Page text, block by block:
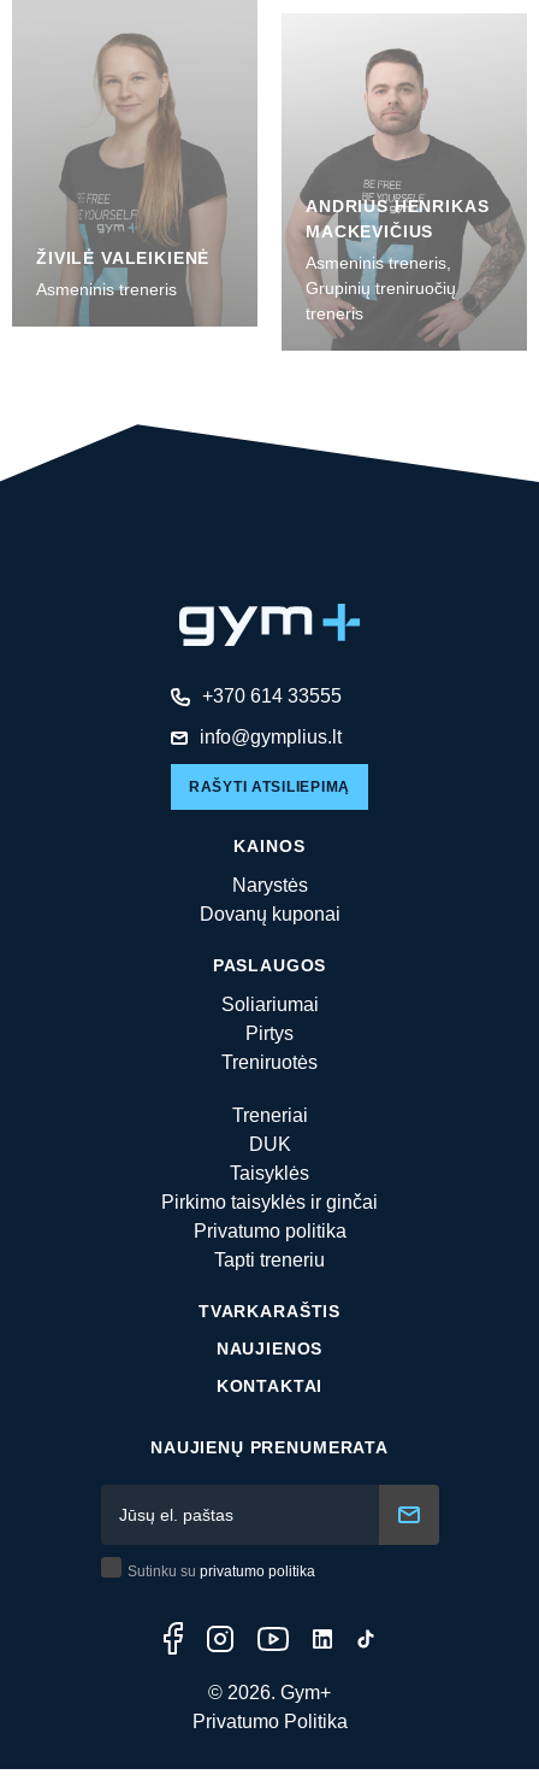
ŽIVILĖ VALEIKIENĖ
Asmeninis treneris
ANDRIUS HENRIKAS
MACKEVIČIUS
Asmeninis treneris,
Grupinių treniruočių
treneris
+370 614 33555
info@gymplius.lt
RAŠYTI ATSILIEPIMĄ
KAINOS
Narystės
Dovanų kuponai
PASLAUGOS
Soliariumai
Pirtys
Treniruotės
Treneriai
DUK
Taisyklės
Pirkimo taisyklės ir ginčai
Privatumo politika
Tapti treneriu
TVARKARAŠTIS
NAUJIENOS
KONTAKTAI
NAUJIENŲ PRENUMERATA
Sutinku su privatumo politika
© 2026. Gym+
Privatumo Politika